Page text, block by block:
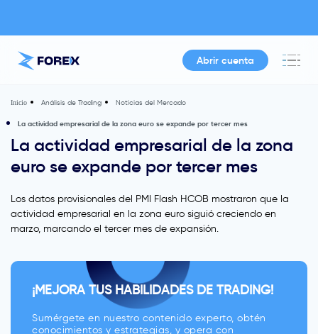
Abrir cuenta
Inicio Análisis de Trading Noticias del Mercado
La actividad empresarial de la zona euro se expande por tercer mes
La actividad empresarial de la zona
euro se expande por tercer mes
Los datos provisionales del PMI Flash HCOB mostraron que la
actividad empresarial en la zona euro siguió creciendo en
marzo, marcando el tercer mes de expansión.
¡MEJORA TUS HABILIDADES DE TRADING!
Sumérgete en nuestro contenido experto, obtén
conocimientos y estrategias, y opera con